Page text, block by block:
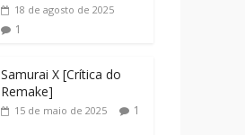
18 de agosto de 2025
1
Samurai X [Crítica do
Remake]
15 de maio de 2025 1